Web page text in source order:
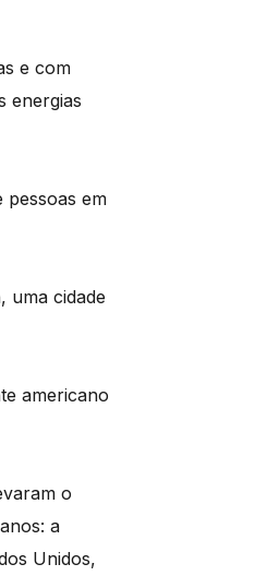
e com
energias
pessoas em
uma cidade
americano
o
a
Unidos,